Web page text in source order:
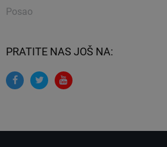
Posao
PRATITE NAS JOŠ NA: